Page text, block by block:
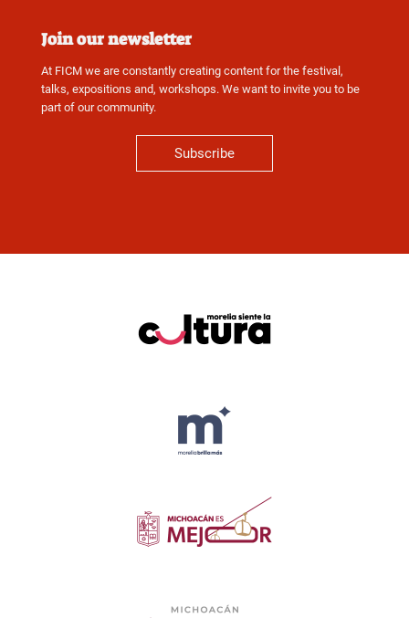
Join our newsletter
At FICM we are constantly creating content for the festival,
talks, expositions and, workshops. We want to invite you to be
part of our community.
Subscribe